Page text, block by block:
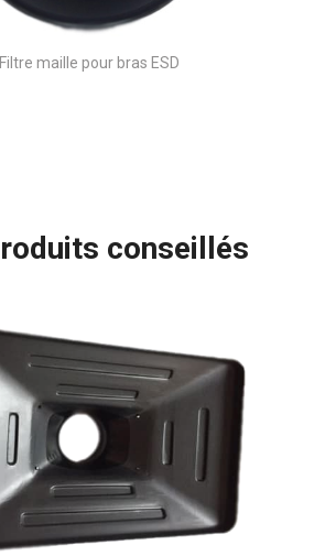
Filtre maille pour bras ESD
conseillés